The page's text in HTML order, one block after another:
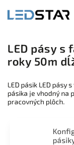
LED pásy s
roky 50m
LED pásik LED pásy
pásika je vhodný na
pracovných plôch.